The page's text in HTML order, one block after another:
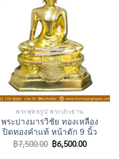
พระพุทธรูป พระประธาน
พระปางมารวิชัย ทองเหลือง
ปิดทองคำแท้ หน้าตัก 9 นิ้ว
฿7,500.00 Original
price
฿6,500.00Current